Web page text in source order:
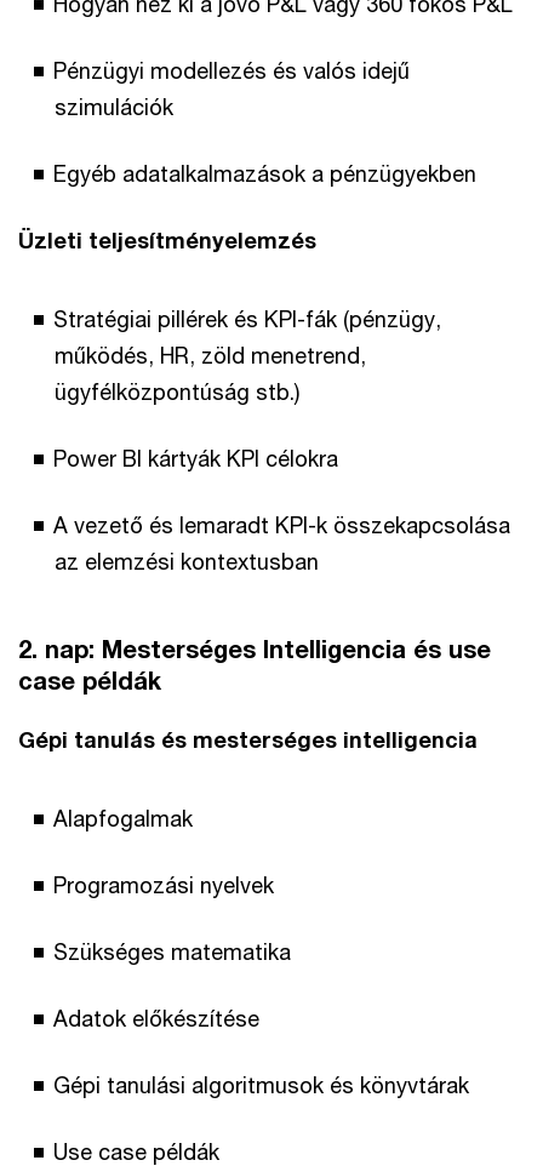
Pénzügyi modellezés és valós idejű
szimulációk
Egyéb adatalkalmazások a pénzügyekben
Üzleti teljesítményelemzés
Stratégiai pillérek és KPI-fák (pénzügy,
működés, HR, zöld menetrend,
ügyfélközpontúság stb.)
Power BI kártyák KPI célokra
A vezető és lemaradt KPI-k összekapcsolása
az elemzési kontextusban
2. nap: Mesterséges Intelligencia és use
case példák
Gépi tanulás és mesterséges intelligencia
Alapfogalmak
Programozási nyelvek
Szükséges matematika
Adatok előkészítése
Gépi tanulási algoritmusok és könyvtárak
Use case példák